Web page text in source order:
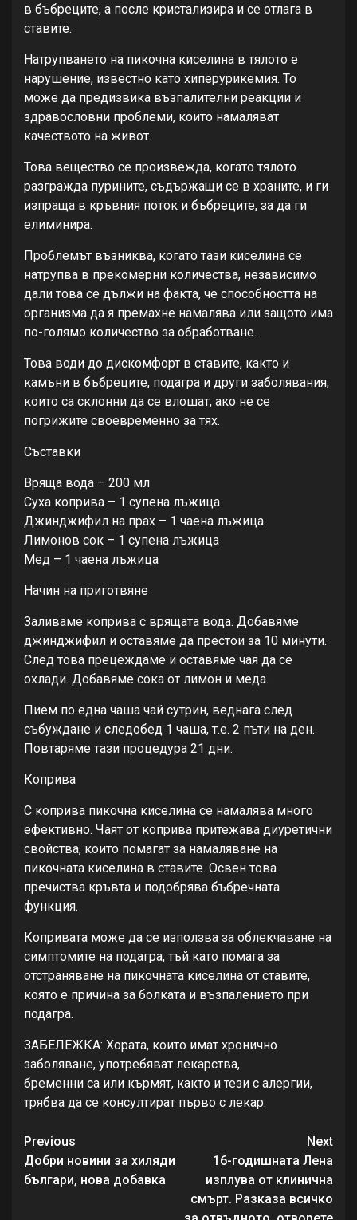
в бъбреците, а после кристализира и се отлага в
ставите.
Натрупването на пикочна киселина в тялото е
нарушение, известно като хиперурикемия. То
може да предизвика възпалителни реакции и
здравословни проблеми, които намаляват
качеството на живот.
Това вещество се произвежда, когато тялото
разгражда пурините, съдържащи се в храните, и ги
изпраща в кръвния поток и бъбреците, за да ги
елиминира.
Проблемът възниква, когато тази киселина се
натрупва в прекомерни количества, независимо
дали това се дължи на факта, че способността на
организма да я премахне намалява или защото има
по-голямо количество за обработване.
Това води до дискомфорт в ставите, както и
камъни в бъбреците, подагра и други заболявания,
които са склонни да се влошат, ако не се
погрижите своевременно за тях.
Съставки
Вряща вода – 200 мл
Суха коприва – 1 супена лъжица
Джинджифил на прах – 1 чаена лъжица
Лимонов сок – 1 супена лъжица
Мед – 1 чаена лъжица
Начин на приготвяне
Заливаме коприва с врящата вода. Добавяме
джинджифил и оставяме да престои за 10 минути.
След това прецеждаме и оставяме чая да се
охлади. Добавяме сока от лимон и меда.
Пием по една чаша чай сутрин, веднага след
събуждане и следобед 1 чаша, т.е. 2 пъти на ден.
Повтаряме тази процедура 21 дни.
Коприва
С коприва пикочна киселина се намалява много
ефективно. Чаят от коприва притежава диуретични
свойства, които помагат за намаляване на
пикочната киселина в ставите. Освен това
пречиства кръвта и подобрява бъбречната
функция.
Копривата може да се използва за облекчаване на
симптомите на подагра, тъй като помага за
отстраняване на пикочната киселина от ставите,
която е причина за болката и възпалението при
подагра.
ЗАБЕЛЕЖКА: Хората, които имат хронично
заболяване, употребяват лекарства,
бременни са или кърмят, както и тези с алергии,
трябва да се консултират първо с лекар.
Continue
Reading
Previous
Добри новини за хиляди
българи, нова добавка
Next
16-годишната Лена
изплува от клинична
смърт. Разказа всичко